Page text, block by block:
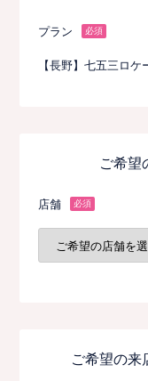
プラン 必須
【長野】七五三ロ
ご希望
店舗 必須
ご希望の来